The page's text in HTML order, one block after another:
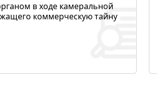
в ходе камеральной
коммерческую тайну